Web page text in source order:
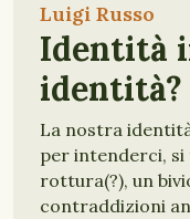
Luigi Russo
Identità
identità?
La nostra
per intenderci,
rottura(?), un
contraddizioni